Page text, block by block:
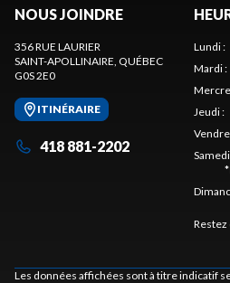
NOUS JOINDRE
356 RUE LAURIER
SAINT-APOLLINAIRE, QUÉBEC
G0S 2E0
ITINÉRAIRE
418 881-2202
Lundi:
Mardi:
Jeudi:
Samedi
*
Les données affichées sont à titre indicatif